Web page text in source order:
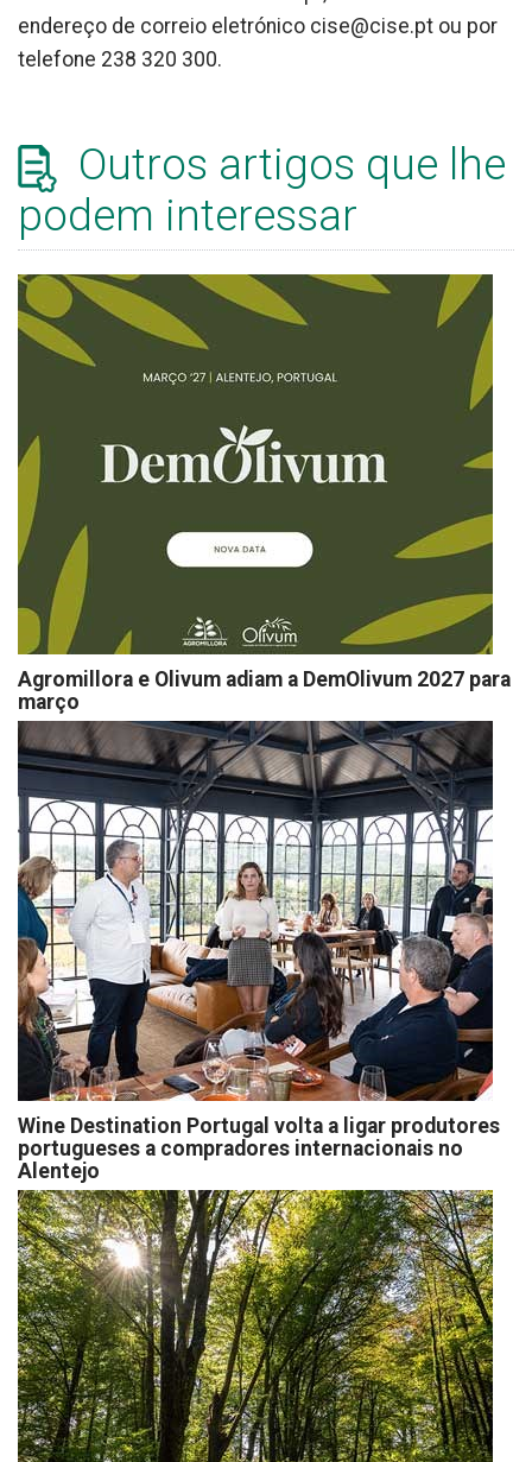
endereço de correio eletrónico cise@cise.pt ou por
telefone 238 320 300.
Outros artigos que lhe
podem interessar
Agromillora e Olivum adiam a DemOlivum 2027 para
março
Wine Destination Portugal volta a ligar produtores
portugueses a compradores internacionais no
Alentejo